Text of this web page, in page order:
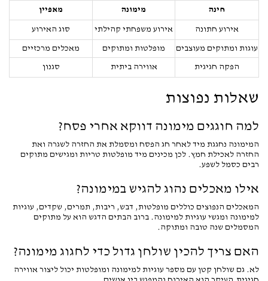
חינה מימונה מאפיין
אירוע חתונה אירוע משפחתי קהילתי סוג האירוע
עוגות ומתוקים מעוצבים מופלטות ומתוקים מאכלים מרכזיים
הפקה חגיגית אווירה ביתית סגנון
שאלות נפוצות
למה חוגגים מימונה דווקא אחרי פסח?
המימונה נחגגת מיד לאחר חג הפסח ומסמלת את החזרה לשגרה ואת
החזרה לאכילת חמץ. לכן מכינים מיד מופלטות טריות ומגישים מתוקים
רבים כסמל לשפע.
אילו מאכלים נהוג להגיש במימונה?
המאכלים הנפוצים כוללים מופלטות, דבש, ריבות, תמרים, שקדים, עוגיות
למימונה ומגשי עוגיות למימונה. ברוב הבתים הדגש הוא על מתוקים
המסמלים שנה טובה ומתוקה.
האם צריך להכין שולחן גדול כדי לחגוג מימונה?
לא. גם שולחן קטן עם מספר עוגיות למימונה ומופלטות יכול ליצור אווירה